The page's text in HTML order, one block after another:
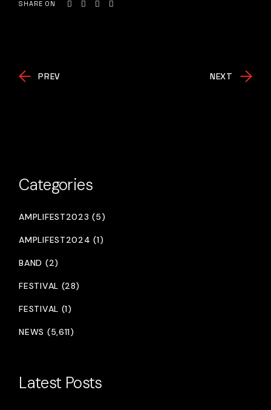
SHARE ON
PREV NEXT
Categories
AMPLIFEST2023 (5)
AMPLIFEST2024 (1)
BAND (2)
FESTIVAL (28)
FESTIVAL (1)
NEWS (5,611)
Latest Posts